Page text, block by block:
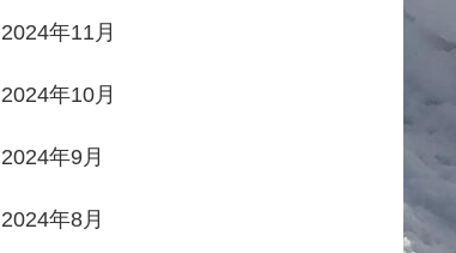
2024年11月
2024年10月
2024年9月
2024年8月